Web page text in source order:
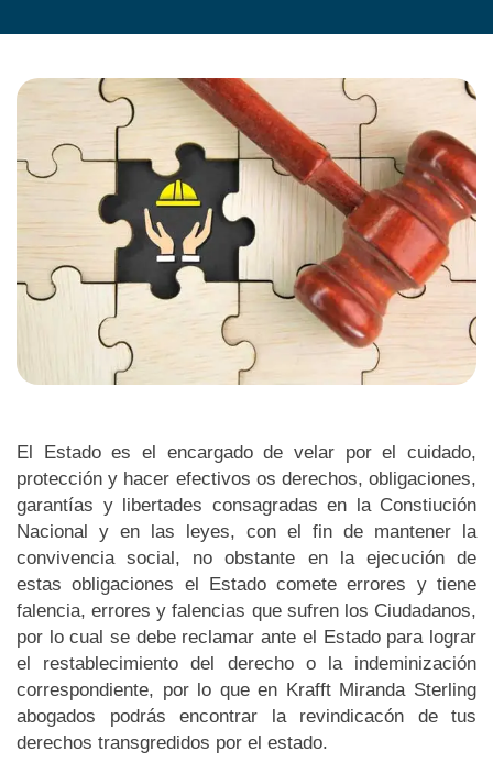
El Estado es el encargado de velar por el cuidado,
protección y hacer efectivos os derechos, obligaciones,
garantías y libertades consagradas en la Constiución
Nacional y en las leyes, con el fin de mantener la
convivencia social, no obstante en la ejecución de
estas obligaciones el Estado comete errores y tiene
falencia, errores y falencias que sufren los Ciudadanos,
por lo cual se debe reclamar ante el Estado para lograr
el restablecimiento del derecho o la indeminización
correspondiente, por lo que en Krafft Miranda Sterling
abogados podrás encontrar la revindicacón de tus
derechos transgredidos por el estado.